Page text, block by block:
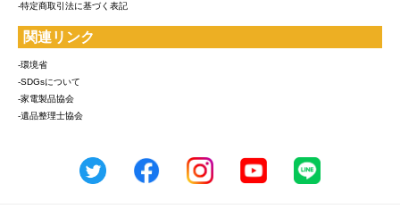
-特定商取引法に基づく表記
関連リンク
-環境省
-SDGsについて
-家電製品協会
-遺品整理士協会